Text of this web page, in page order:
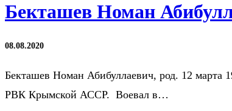
Бекташев Номан
08.08.2020
Бекташев Номан Абибуллаевич, род. 12 марта
РВК Крымской АССР. Воевал в…